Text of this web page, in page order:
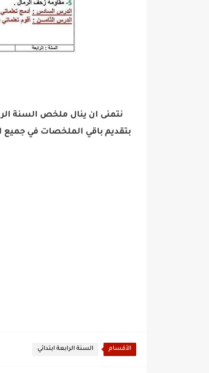
نتمنى ان ينال ملخص السنة
بتقديم باقي الملخصات في جميع
الأقسام السنة الرابعة ابتدائي